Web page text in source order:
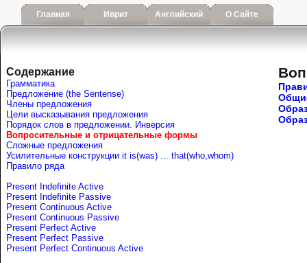
Главная Иврит Английский О Сайте
Содержание
Грамматика
Предложение (the Sentense)
Члены предложения
Цели высказывания предложения
Порядок слов в предложении. Инверсия
Вопросительные и отрицательные формы
Сложные предложения
Усилительные конструкции it is(was) ... that(who,whom)
Правило ряда
Present Indefinite Active
Present Indefinite Passive
Present Continuous Active
Present Continuous Passive
Present Perfect Active
Present Perfect Passive
Present Perfect Continuous Active